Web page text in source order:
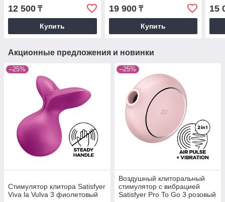
12 500 ₸
Купить
19 900₸
Купить
15
Акционные предложения и новинки
–25%
Стимулятор клитора Satisfyer
Viva la Vulva 3 фиолетовый
–25%
Воздушный клиторальный
стимулятор с вибрацией
Satisfyer Pro To Go 3 розовый